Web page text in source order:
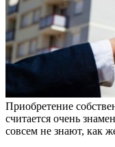
Приобретение
считается очень
совсем не знают, как